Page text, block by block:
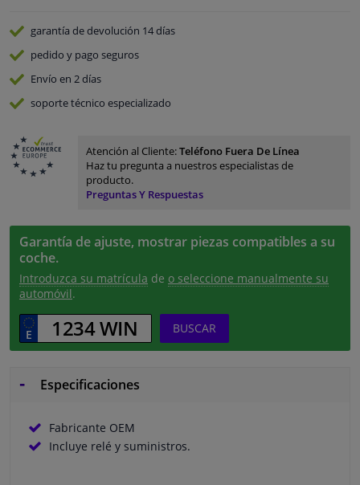
garantía de devolución 14 días
pedido y pago seguros
Envío en 2 días
soporte técnico especializado
Atención al Cliente:Teléfono Fuera De Línea
Haz tu pregunta a nuestros especialistas de
producto.
Preguntas Y Respuestas
Garantía de ajuste, mostrar piezas compatibles a su
coche.
Introduzca su matrícula de o seleccione manualmente su
automóvil.
BUSCAR
Especificaciones
Fabricante OEM
Incluye relé y suministros.